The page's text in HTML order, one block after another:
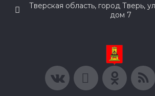
Тверская область, город Тверь,
дом 7